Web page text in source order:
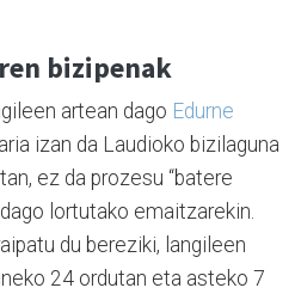
bizipenak
artean dago Edurne
izan da Laudioko bizilaguna
ez da prozesu “batere
lortutako emaitzarekin.
du bereziki, langileen
24 ordutan eta asteko 7